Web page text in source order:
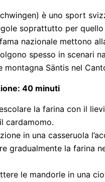
è uno sport
soprattutto per
nazionale mettono
spesso in scenari
montagna Säntis nel
40 minuti
la farina con il
cardamomo.
in una casseruola
gradualmente la farina
le mandorle in una